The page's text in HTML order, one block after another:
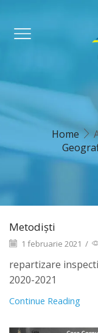
Home
Metodiști
1 februarie 2021 /
repartizare
2020-2021
Continue Reading